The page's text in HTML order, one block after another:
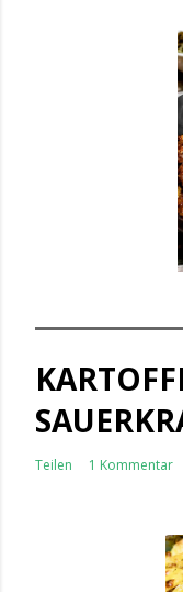
Teilen 1 Kommentar